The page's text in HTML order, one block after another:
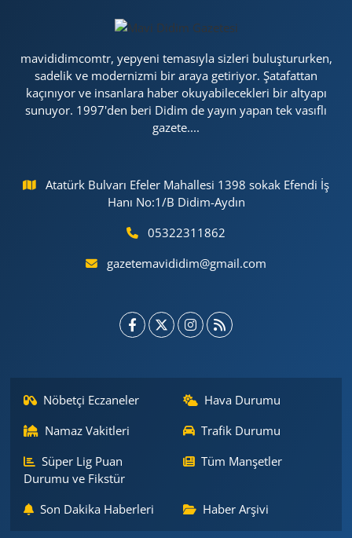
mavididimcomtr, yepyeni temasıyla sizleri buluştururken,
sadelik ve modernizmi bir araya getiriyor. Şatafattan
kaçınıyor ve insanlara haber okuyabilecekleri bir altyapı
sunuyor. 1997'den beri Didim de yayın yapan tek vasıflı
gazete....
Atatürk Bulvarı Efeler Mahallesi 1398 sokak Efendi İş
Hanı No:1/B Didim-Aydın
05322311862
gazetemavididim@gmail.com
Nöbetçi Eczaneler
Hava Durumu
Namaz Vakitleri
Trafik Durumu
Süper Lig Puan
Durumu ve Fikstür
Tüm Manşetler
Son Dakika Haberleri Haber Arşivi